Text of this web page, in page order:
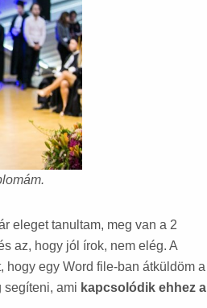
eleget tanultam, meg van a 2
az, hogy jól írok, nem elég. A
egy Word file-ban átküldöm a
segíteni, ami kapcsolódik ehhez a